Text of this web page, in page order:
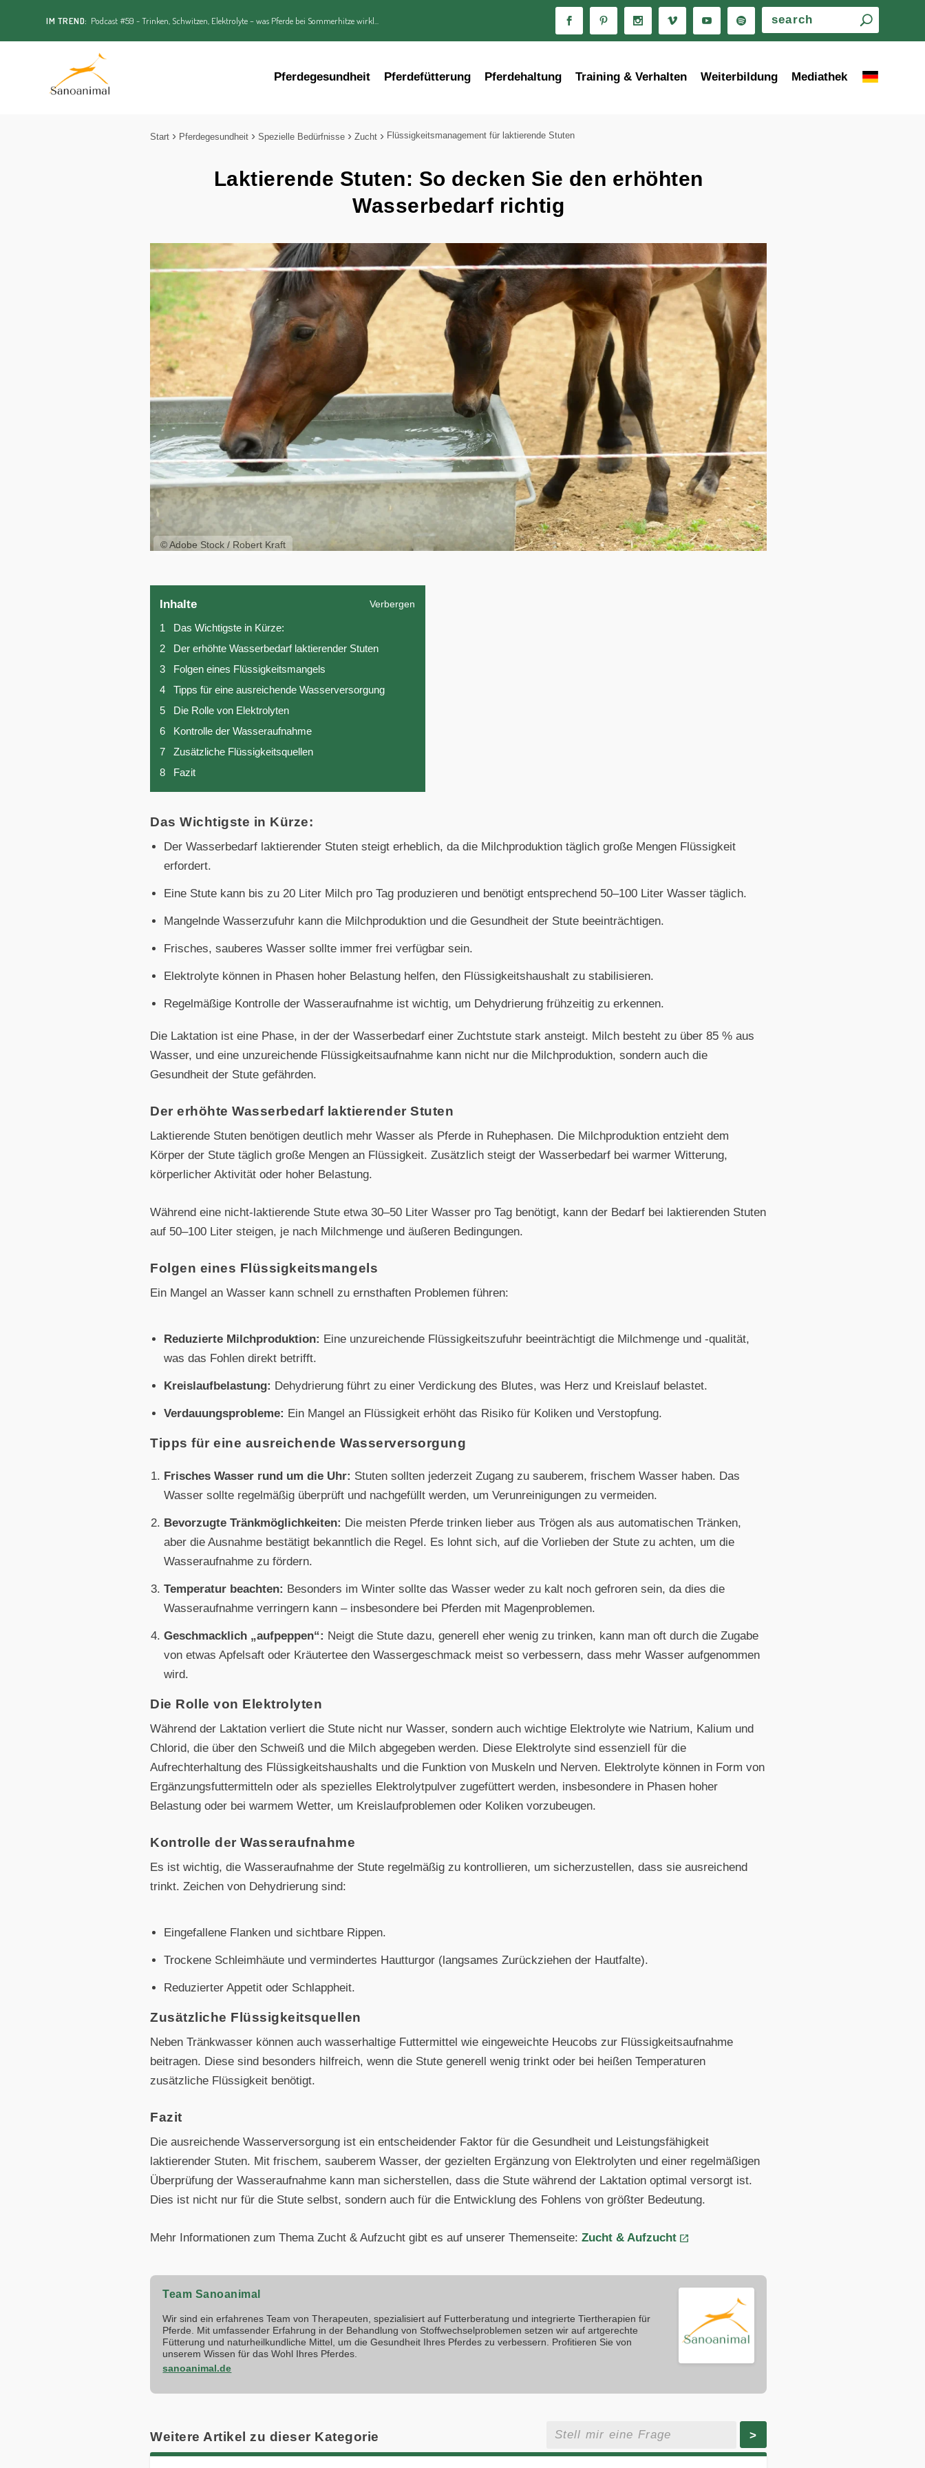
IM TREND: Podcast #59 - Trinken, Schwitzen, Elektrolyte – was Pferde bei Sommerhitze wirkl...
Pferdegesundheit Pferdefütterung Pferdehaltung Training & Verhalten Weiterbildung Mediathek
Start Pferdegesundheit Spezielle Bedürfnisse Zucht Flüssigkeitsmanagement für laktierende Stuten
Laktierende Stuten: So decken Sie den erhöhten
Wasserbedarf richtig
© Adobe Stock / Robert Kraft
Inhalte Verbergen
1
Das Wichtigste in Kürze:
2
Der erhöhte Wasserbedarf laktierender Stuten
3
Folgen eines Flüssigkeitsmangels
4
Tipps für eine ausreichende Wasserversorgung
5
Die Rolle von Elektrolyten
6
Kontrolle der Wasseraufnahme
7
Zusätzliche Flüssigkeitsquellen
8
Fazit
Das Wichtigste in Kürze:
Der Wasserbedarf laktierender Stuten steigt erheblich, da die Milchproduktion täglich große Mengen Flüssigkeit
erfordert.
Eine Stute kann bis zu 20 Liter Milch pro Tag produzieren und benötigt entsprechend 50–100 Liter Wasser täglich.
Mangelnde Wasserzufuhr kann die Milchproduktion und die Gesundheit der Stute beeinträchtigen.
Frisches, sauberes Wasser sollte immer frei verfügbar sein.
Elektrolyte können in Phasen hoher Belastung helfen, den Flüssigkeitshaushalt zu stabilisieren.
Regelmäßige Kontrolle der Wasseraufnahme ist wichtig, um Dehydrierung frühzeitig zu erkennen.
Die Laktation ist eine Phase, in der der Wasserbedarf einer Zuchtstute stark ansteigt. Milch besteht zu über 85 % aus
Wasser, und eine unzureichende Flüssigkeitsaufnahme kann nicht nur die Milchproduktion, sondern auch die
Gesundheit der Stute gefährden.
Der erhöhte Wasserbedarf laktierender Stuten
Laktierende Stuten benötigen deutlich mehr Wasser als Pferde in Ruhephasen. Die Milchproduktion entzieht dem
Körper der Stute täglich große Mengen an Flüssigkeit. Zusätzlich steigt der Wasserbedarf bei warmer Witterung,
körperlicher Aktivität oder hoher Belastung.
Während eine nicht-laktierende Stute etwa 30–50 Liter Wasser pro Tag benötigt, kann der Bedarf bei laktierenden Stuten
auf 50–100 Liter steigen, je nach Milchmenge und äußeren Bedingungen.
Folgen eines Flüssigkeitsmangels
Ein Mangel an Wasser kann schnell zu ernsthaften Problemen führen:
Reduzierte Milchproduktion: Eine unzureichende Flüssigkeitszufuhr beeinträchtigt die Milchmenge und -qualität,
was das Fohlen direkt betrifft.
Kreislaufbelastung: Dehydrierung führt zu einer Verdickung des Blutes, was Herz und Kreislauf belastet.
Verdauungsprobleme: Ein Mangel an Flüssigkeit erhöht das Risiko für Koliken und Verstopfung.
Tipps für eine ausreichende Wasserversorgung
Frisches Wasser rund um die Uhr: Stuten sollten jederzeit Zugang zu sauberem, frischem Wasser haben. Das
Wasser sollte regelmäßig überprüft und nachgefüllt werden, um Verunreinigungen zu vermeiden.
Bevorzugte Tränkmöglichkeiten: Die meisten Pferde trinken lieber aus Trögen als aus automatischen Tränken,
aber die Ausnahme bestätigt bekanntlich die Regel. Es lohnt sich, auf die Vorlieben der Stute zu achten, um die
Wasseraufnahme zu fördern.
Temperatur beachten: Besonders im Winter sollte das Wasser weder zu kalt noch gefroren sein, da dies die
Wasseraufnahme verringern kann – insbesondere bei Pferden mit Magenproblemen.
Geschmacklich „aufpeppen“: Neigt die Stute dazu, generell eher wenig zu trinken, kann man oft durch die Zugabe
von etwas Apfelsaft oder Kräutertee den Wassergeschmack meist so verbessern, dass mehr Wasser aufgenommen
wird.
Die Rolle von Elektrolyten
Während der Laktation verliert die Stute nicht nur Wasser, sondern auch wichtige Elektrolyte wie Natrium, Kalium und
Chlorid, die über den Schweiß und die Milch abgegeben werden. Diese Elektrolyte sind essenziell für die
Aufrechterhaltung des Flüssigkeitshaushalts und die Funktion von Muskeln und Nerven. Elektrolyte können in Form von
Ergänzungsfuttermitteln oder als spezielles Elektrolytpulver zugefüttert werden, insbesondere in Phasen hoher
Belastung oder bei warmem Wetter, um Kreislaufproblemen oder Koliken vorzubeugen.
Kontrolle der Wasseraufnahme
Es ist wichtig, die Wasseraufnahme der Stute regelmäßig zu kontrollieren, um sicherzustellen, dass sie ausreichend
trinkt. Zeichen von Dehydrierung sind:
Eingefallene Flanken und sichtbare Rippen.
Trockene Schleimhäute und vermindertes Hautturgor (langsames Zurückziehen der Hautfalte).
Reduzierter Appetit oder Schlappheit.
Zusätzliche Flüssigkeitsquellen
Neben Tränkwasser können auch wasserhaltige Futtermittel wie eingeweichte Heucobs zur Flüssigkeitsaufnahme
beitragen. Diese sind besonders hilfreich, wenn die Stute generell wenig trinkt oder bei heißen Temperaturen
zusätzliche Flüssigkeit benötigt.
Fazit
Die ausreichende Wasserversorgung ist ein entscheidender Faktor für die Gesundheit und Leistungsfähigkeit
laktierender Stuten. Mit frischem, sauberem Wasser, der gezielten Ergänzung von Elektrolyten und einer regelmäßigen
Überprüfung der Wasseraufnahme kann man sicherstellen, dass die Stute während der Laktation optimal versorgt ist.
Dies ist nicht nur für die Stute selbst, sondern auch für die Entwicklung des Fohlens von größter Bedeutung.
Mehr Informationen zum Thema Zucht & Aufzucht gibt es auf unserer Themenseite:Zucht & Aufzucht
Team Sanoanimal
Wir sind ein erfahrenes Team von Therapeuten, spezialisiert auf Futterberatung und integrierte Tiertherapien für
Pferde. Mit umfassender Erfahrung in der Behandlung von Stoffwechselproblemen setzen wir auf artgerechte
Fütterung und naturheilkundliche Mittel, um die Gesundheit Ihres Pferdes zu verbessern. Profitieren Sie von
unserem Wissen für das Wohl Ihres Pferdes.
sanoanimal.de
Weitere Artikel zu dieser Kategorie >